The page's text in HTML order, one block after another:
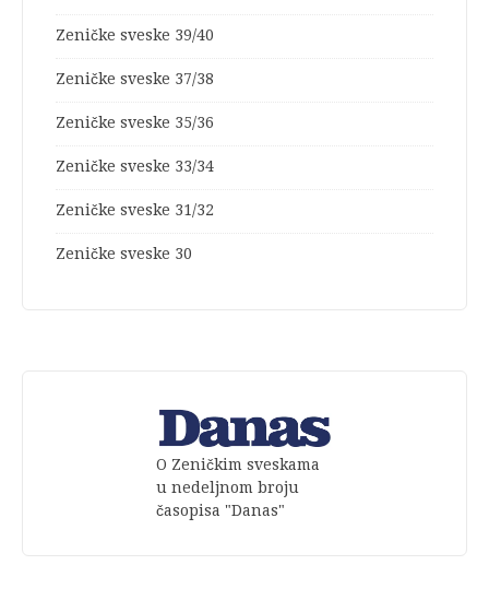
Zeničke sveske 39/40
Zeničke sveske 37/38
Zeničke sveske 35/36
Zeničke sveske 33/34
Zeničke sveske 31/32
Zeničke sveske 30
O Zeničkim sveskama
u nedeljnom broju
časopisa "Danas"